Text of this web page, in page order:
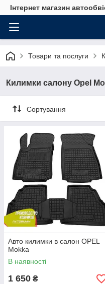
Інтернет магазин
Товари та послуги
Килимки салону Opel
Сортування
Авто килимки в салон OPEL
Mokka
В наявності
1 650 ₴